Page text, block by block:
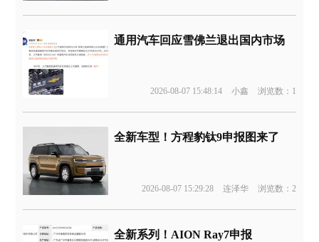
通用汽车回应雪佛兰退出国内市场
2026-08-07 15:48:14 小鑫 浏览数：1
全新车型！方程豹钛9申报图来了
2026-08-07 15:29:28 连泽华 浏览数：2
全新系列！AION Ray7申报